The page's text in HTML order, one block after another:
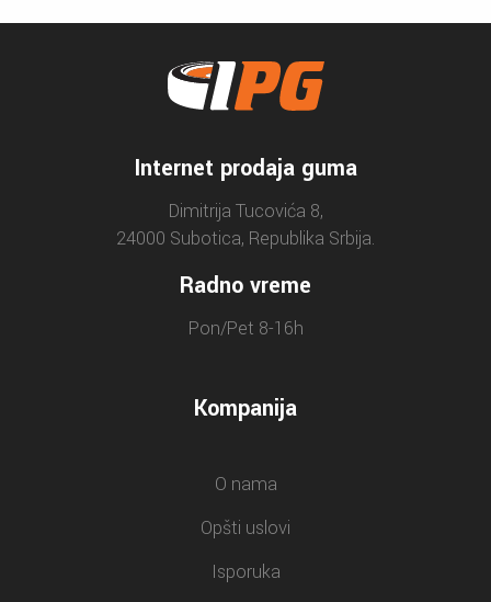
Internet prodaja guma
Dimitrija Tucovića 8,
24000 Subotica, Republika Srbija.
Radno vreme
Pon/Pet 8-16h
Kompanija
O nama
Opšti uslovi
Isporuka